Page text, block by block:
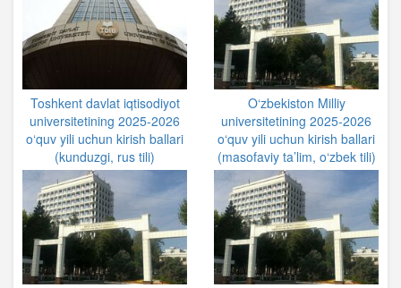
Toshkent davlat iqtisodiyot
universitetining 2025-2026
o‘quv yili uchun kirish ballari
(kunduzgi, rus tili)
O‘zbekiston Milliy
universitetining 2025-2026
o‘quv yili uchun kirish ballari
(masofaviy ta’lim, o‘zbek tili)